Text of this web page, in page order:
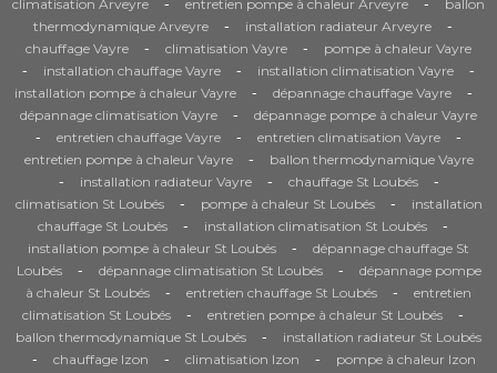
climatisation Arveyre
entretien pompe à chaleur Arveyre
ballon
thermodynamique Arveyre
- installation radiateur Arveyre -
chauffage Vayre - climatisation Vayre - pompe à chaleur Vayre
- installation chauffage Vayre - installation climatisation Vayre -
installation pompe à chaleur Vayre - dépannage chauffage Vayre -
dépannage climatisation Vayre - dépannage pompe à chaleur Vayre
- entretien chauffage Vayre - entretien climatisation Vayre -
entretien pompe à chaleur Vayre - ballon thermodynamique Vayre
- installation radiateur Vayre - chauffage St Loubés -
climatisation St Loubés - pompe à chaleur St Loubés -
installation
chauffage St Loubés
- installation climatisation St Loubés -
installation pompe à chaleur St Loubés -
dépannage chauffage St
Loubés
- dépannage climatisation St Loubés -
dépannage pompe
à chaleur St Loubés
- entretien chauffage St Loubés -
entretien
climatisation St Loubés
- entretien pompe à chaleur St Loubés -
ballon thermodynamique St Loubés - installation radiateur St Loubés
- chauffage Izon - climatisation Izon - pompe à chaleur Izon